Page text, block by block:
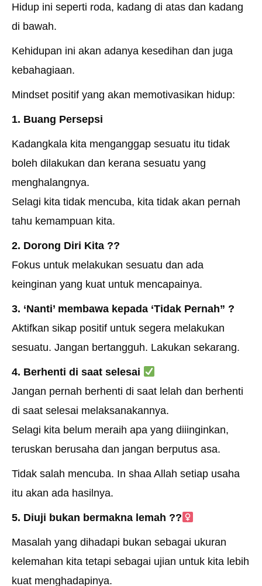
Hidup ini seperti roda, kadang di atas dan kadang
di bawah.
Kehidupan ini akan adanya kesedihan dan juga
kebahagiaan.
Mindset positif yang akan memotivasikan hidup:
1. Buang Persepsi
Kadangkala kita menganggap sesuatu itu tidak
boleh dilakukan dan kerana sesuatu yang
menghalangnya.
Selagi kita tidak mencuba, kita tidak akan pernah
tahu kemampuan kita.
2. Dorong Diri Kita ??
Fokus untuk melakukan sesuatu dan ada
keinginan yang kuat untuk mencapainya.
3. ‘Nanti’ membawa kepada ‘Tidak Pernah” ?
Aktifkan sikap positif untuk segera melakukan
sesuatu. Jangan bertangguh. Lakukan sekarang.
4. Berhenti di saat selesai
Jangan pernah berhenti di saat lelah dan berhenti
di saat selesai melaksanakannya.
Selagi kita belum meraih apa yang diiinginkan,
teruskan berusaha dan jangan berputus asa.
Tidak salah mencuba. In shaa Allah setiap usaha
itu akan ada hasilnya.
5. Diuji bukan bermakna lemah ??‍
Masalah yang dihadapi bukan sebagai ukuran
kelemahan kita tetapi sebagai ujian untuk kita lebih
kuat menghadapinya.